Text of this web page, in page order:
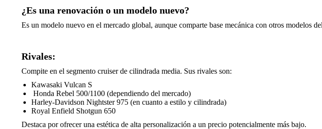
¿Es una renovación o un modelo nuevo?
Es un modelo nuevo en el mercado global, aunque comparte base mecánica con otros modelos
Rivales:
Compite en el segmento cruiser de cilindrada media. Sus rivales son:
Kawasaki Vulcan S
Honda Rebel 500/1100 (dependiendo del mercado)
Harley-Davidson Nightster 975 (en cuanto a estilo y cilindrada)
Royal Enfield Shotgun 650
Destaca por ofrecer una estética de alta personalización a un precio potencialmente más bajo.